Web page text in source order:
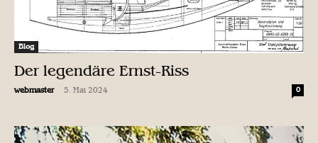
Blog
Der legendäre Ernst-Riss
webmaster 5. Mai 2024 0